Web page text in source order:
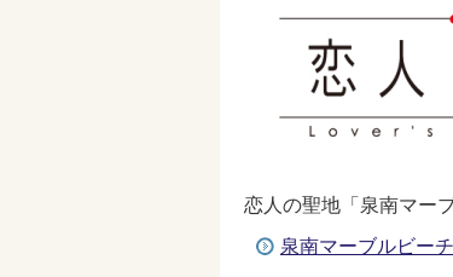
恋人の聖地「泉南マー
泉南マーブルビー